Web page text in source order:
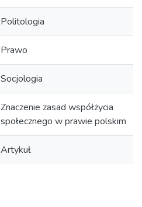
Politologia
Prawo
Socjologia
Znaczenie zasad współżycia
społecznego w prawie polskim
Artykuł